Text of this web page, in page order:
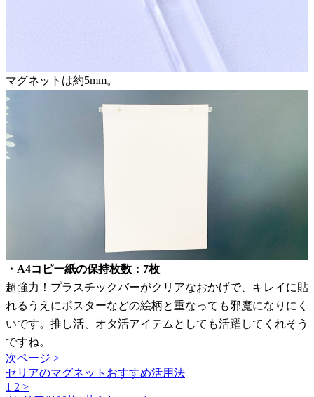
マグネットは約5mm。
・A4コピー紙の保持枚数：7枚
超強力！プラスチックバーがクリアなおかげで、キレイに貼
れるうえにポスターなどの絵柄と重なっても邪魔になりにく
いです。推し活、オタ活アイテムとしても活躍してくれそう
ですね。
次ページ >
セリアのマグネットおすすめ活用法
1 2 >